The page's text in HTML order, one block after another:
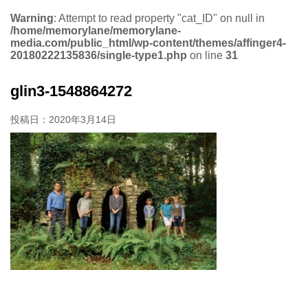
Warning: Attempt to read property "cat_ID" on null in
/home/memorylane/memorylane-
media.com/public_html/wp-content/themes/affinger4-
20180222135836/single-type1.php on line 31
glin3-1548864272
投稿日： 2020年3月14日